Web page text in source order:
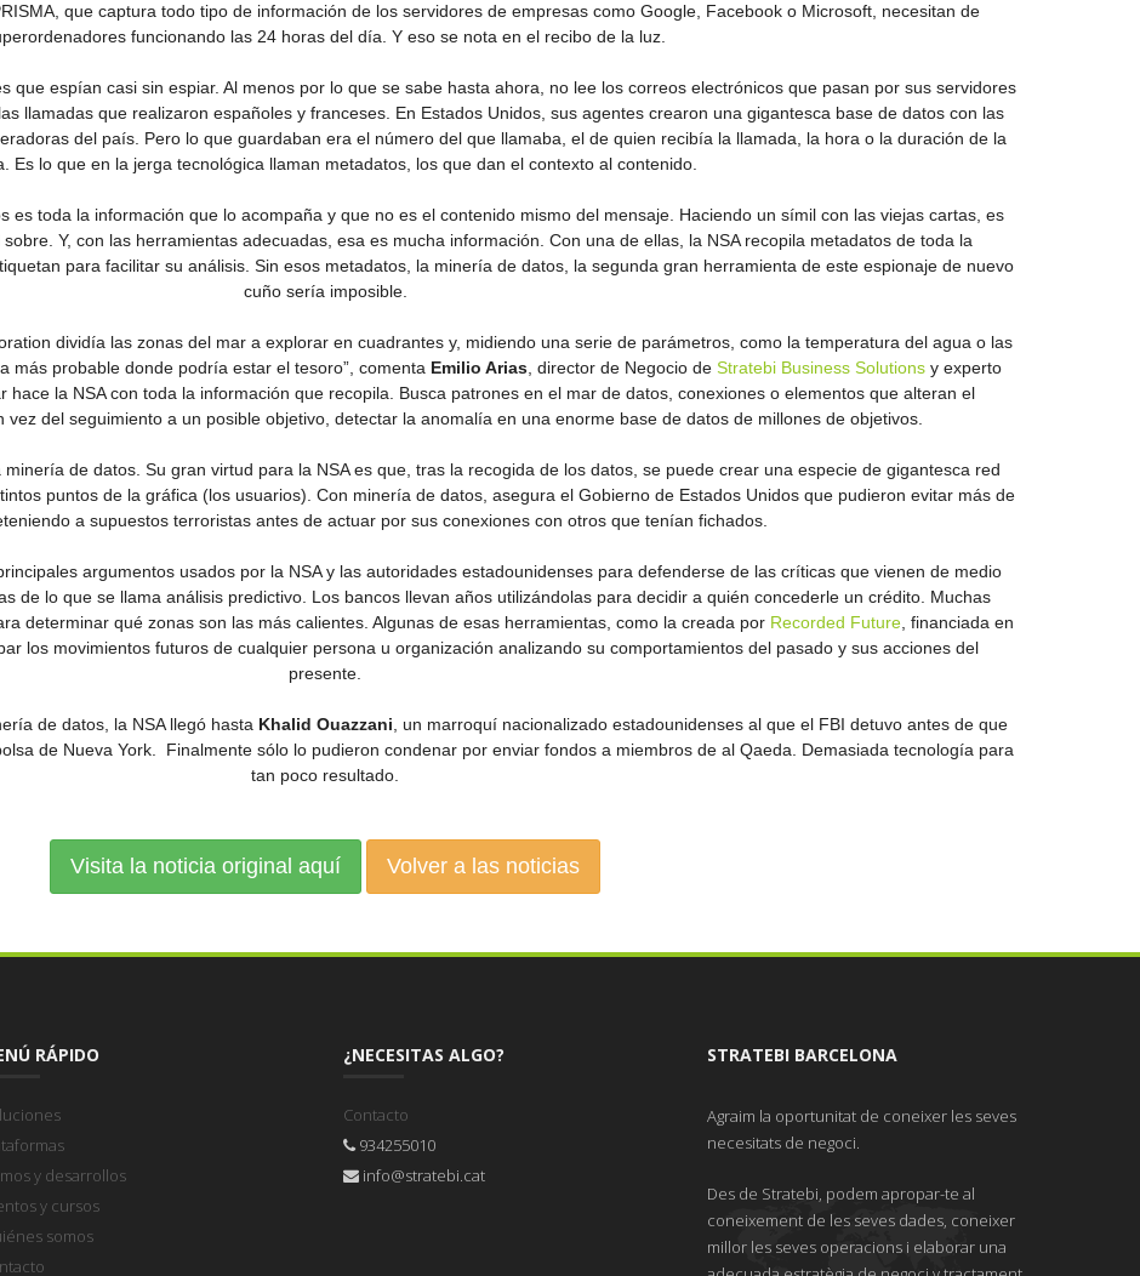
que captura todo tipo de información de los servidores de empresas como Google, Facebook o Microsoft, necesitan de
funcionando las 24 horas del día. Y eso se nota en el recibo de la luz.
que espían casi sin espiar. Al menos por lo que se sabe hasta ahora, no lee los correos electrónicos que pasan por sus servidores
llamadas que realizaron españoles y franceses. En Estados Unidos, sus agentes crearon una gigantesca base de datos con las
del país. Pero lo que guardaban era el número del que llamaba, el de quien recibía la llamada, la hora o la duración de la
Es lo que en la jerga tecnológica llaman metadatos, los que dan el contexto al contenido.
es toda la información que lo acompaña y que no es el contenido mismo del mensaje. Haciendo un símil con las viejas cartas, es
Y, con las herramientas adecuadas, esa es mucha información. Con una de ellas, la NSA recopila metadatos de toda la
para facilitar su análisis. Sin esos metadatos, la minería de datos, la segunda gran herramienta de este espionaje de nuevo
cuño sería imposible.
dividía las zonas del mar a explorar en cuadrantes y, midiendo una serie de parámetros, como la temperatura del agua o las
más probable donde podría estar el tesoro”, comenta Emilio Arias , director de Negocio de Stratebi Business Solutions y experto
hace la NSA con toda la información que recopila. Busca patrones en el mar de datos, conexiones o elementos que alteran el
vez del seguimiento a un posible objetivo, detectar la anomalía en una enorme base de datos de millones de objetivos.
de datos. Su gran virtud para la NSA es que, tras la recogida de los datos, se puede crear una especie de gigantesca red
puntos de la gráfica (los usuarios). Con minería de datos, asegura el Gobierno de Estados Unidos que pudieron evitar más de
a supuestos terroristas antes de actuar por sus conexiones con otros que tenían fichados.
argumentos usados por la NSA y las autoridades estadounidenses para defenderse de las críticas que vienen de medio
de lo que se llama análisis predictivo. Los bancos llevan años utilizándolas para decidir a quién concederle un crédito. Muchas
determinar qué zonas son las más calientes. Algunas de esas herramientas, como la creada por Recorded Future , financiada en
los movimientos futuros de cualquier persona u organización analizando su comportamientos del pasado y sus acciones del
presente.
de datos, la NSA llegó hasta Khalid Ouazzani , un marroquí nacionalizado estadounidenses al que el FBI detuvo antes de que
de Nueva York. Finalmente sólo lo pudieron condenar por enviar fondos a miembros de al Qaeda. Demasiada tecnología para
tan poco resultado.
Visita la noticia original aquí Volver a las noticias
RÁPIDO
y desarrollos
y cursos
somos
¿NECESITAS ALGO?
Contacto
934255010
info@stratebi.cat
STRATEBI BARCELONA
Agraim la oportunitat de coneixer les seves
necesitats de negoci.
Des de Stratebi, podem apropar-te al
coneixement de les seves dades, coneixer
millor les seves operacions i elaborar una